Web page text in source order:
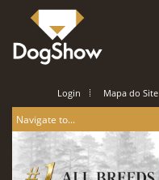
Login Mapa do Site